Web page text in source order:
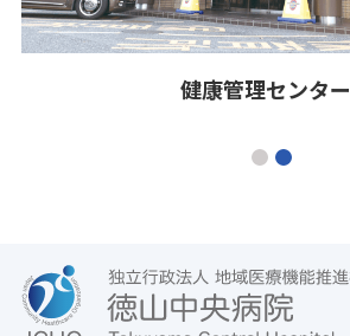
健康管理センター